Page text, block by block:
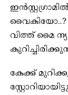
വൈകിയോ..?
വിത്ത് മൈ
കേക്ക്